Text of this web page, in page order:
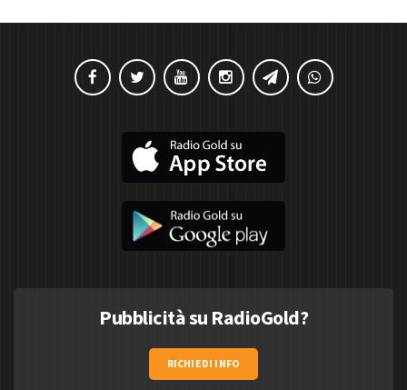
Pubblicità su RadioGold?
RICHIEDI INFO